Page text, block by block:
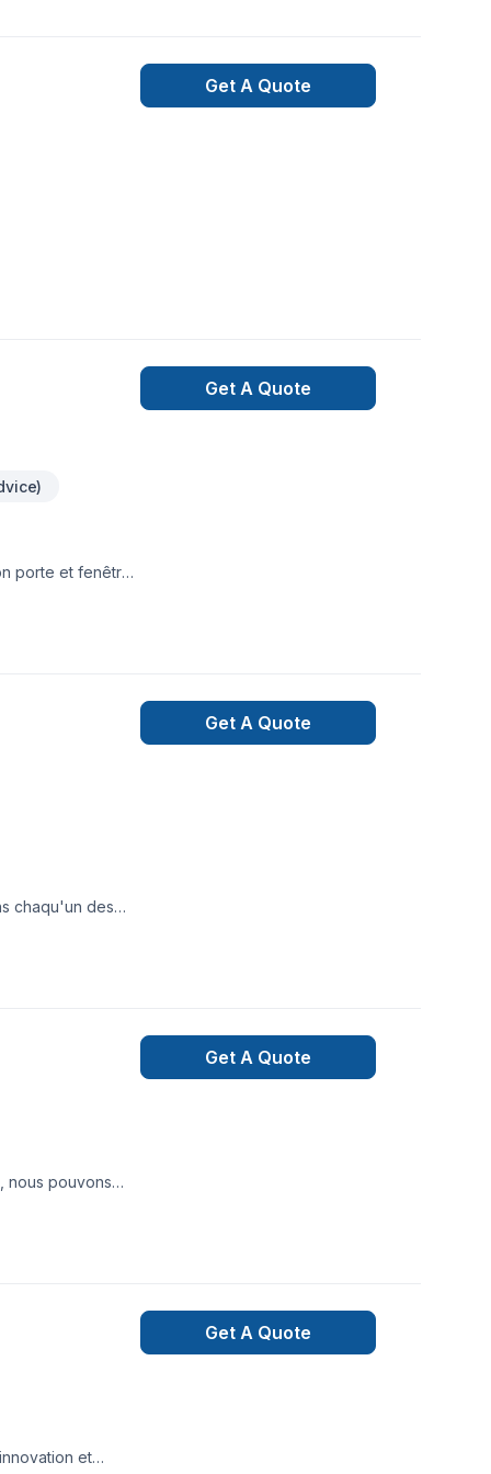
Get A Quote
porte et fenêtre
Get A Quote
chaqu'un des
Get A Quote
nous pouvons
pour les
Get A Quote
et
Get A Quote